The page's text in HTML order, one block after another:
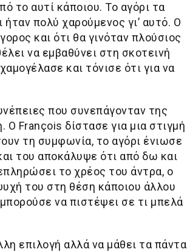
το αυτί κάποιου. Το αγόρι τα
πολύ χαρούμενος γι’ αυτό. Ο
και ότι θα γινόταν πλούσιος
να εμβαθύνει στη σκοτεινή
και τόνισε ότι για να
που συνεπάγονταν της
François δίστασε για μια στιγμή
τη συμφωνία, το αγόρι ένιωσε
του αποκάλυψε ότι από δω και
το χρέος του άντρα, ο
του στη θέση κάποιου άλλου
να πιστέψει σε τι μπελά
επιλογή αλλά να μάθει τα πάντα